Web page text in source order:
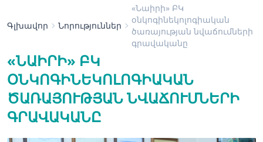
Գլխավոր Նորություններ
«Նաիրի» ԲԿ
օնկոգինեկոլոգիական
ծառայության նվաճումների
գրավականը
«ՆԱԻՐԻ» ԲԿ
ՕՆԿՈԳԻՆԵԿՈԼՈԳԻԱԿԱՆ
ԾԱՌԱՅՈՒԹՅԱՆ ՆՎԱՃՈՒՄՆԵՐԻ
ԳՐԱՎԱԿԱՆԸ